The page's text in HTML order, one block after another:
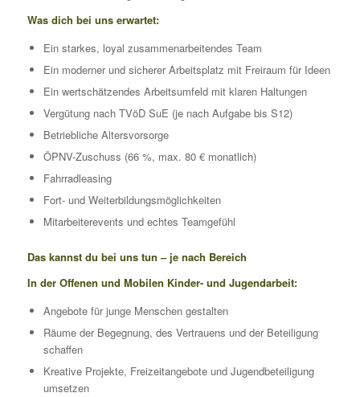
Was dich bei uns erwartet:
Ein starkes, loyal zusammenarbeitendes Team
Ein moderner und sicherer Arbeitsplatz mit Freiraum für Ideen
Ein wertschätzendes Arbeitsumfeld mit klaren Haltungen
Vergütung nach TVöD SuE (je nach Aufgabe bis S12)
Betriebliche Altersvorsorge
ÖPNV-Zuschuss (66 %, max. 80 € monatlich)
Fahrradleasing
Fort- und Weiterbildungsmöglichkeiten
Mitarbeiterevents und echtes Teamgefühl
Das kannst du bei uns tun – je nach Bereich
In der Offenen und Mobilen Kinder- und Jugendarbeit:
Angebote für junge Menschen gestalten
Räume der Begegnung, des Vertrauens und der Beteiligung
schaffen
Kreative Projekte, Freizeitangebote und Jugendbeteiligung
umsetzen